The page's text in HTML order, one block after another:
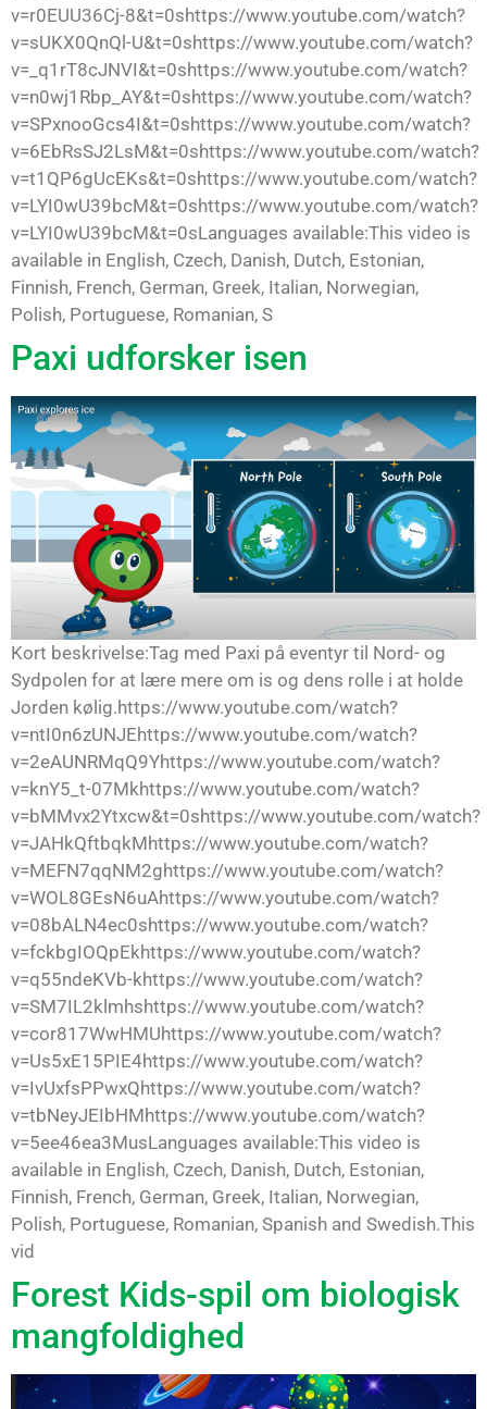
v=r0EUU36Cj-8&t=0shttps://www.youtube.com/watch?
v=sUKX0QnQl-U&t=0shttps://www.youtube.com/watch?
v=_q1rT8cJNVI&t=0shttps://www.youtube.com/watch?
v=n0wj1Rbp_AY&t=0shttps://www.youtube.com/watch?
v=SPxnooGcs4I&t=0shttps://www.youtube.com/watch?
v=6EbRsSJ2LsM&t=0shttps://www.youtube.com/watch?
v=t1QP6gUcEKs&t=0shttps://www.youtube.com/watch?
v=LYI0wU39bcM&t=0shttps://www.youtube.com/watch?
v=LYI0wU39bcM&t=0sLanguages available:This video is
available in English, Czech, Danish, Dutch, Estonian,
Finnish, French, German, Greek, Italian, Norwegian,
Polish, Portuguese, Romanian, S
Paxi udforsker isen
Kort beskrivelse:Tag med Paxi på eventyr til Nord- og
Sydpolen for at lære mere om is og dens rolle i at holde
Jorden kølig.https://www.youtube.com/watch?
v=ntI0n6zUNJEhttps://www.youtube.com/watch?
v=2eAUNRMqQ9Yhttps://www.youtube.com/watch?
v=knY5_t-07Mkhttps://www.youtube.com/watch?
v=bMMvx2Ytxcw&t=0shttps://www.youtube.com/watch?
v=JAHkQftbqkMhttps://www.youtube.com/watch?
v=MEFN7qqNM2ghttps://www.youtube.com/watch?
v=WOL8GEsN6uAhttps://www.youtube.com/watch?
v=08bALN4ec0shttps://www.youtube.com/watch?
v=fckbgIOQpEkhttps://www.youtube.com/watch?
v=q55ndeKVb-khttps://www.youtube.com/watch?
v=SM7IL2klmhshttps://www.youtube.com/watch?
v=cor817WwHMUhttps://www.youtube.com/watch?
v=Us5xE15PIE4https://www.youtube.com/watch?
v=IvUxfsPPwxQhttps://www.youtube.com/watch?
v=tbNeyJEIbHMhttps://www.youtube.com/watch?
v=5ee46ea3MusLanguages available:This video is
available in English, Czech, Danish, Dutch, Estonian,
Finnish, French, German, Greek, Italian, Norwegian,
Polish, Portuguese, Romanian, Spanish and Swedish.This
vid
Forest Kids-spil om biologisk
mangfoldighed